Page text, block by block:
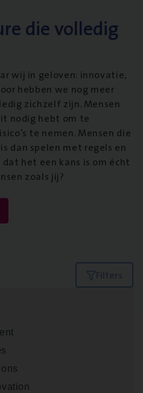
die volledig
wij in geloven: innovatie,
hebben we nog meer
zichzelf zijn. Mensen
nodig hebt om te
te nemen. Mensen die
dan spelen met regels en
het een kans is om écht
zoals jij?
Filters
Cargo
Management